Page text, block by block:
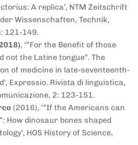
A replica’, NTM Zeitschrift
Wissenschaften, Technik,
121-149.
, ‘”For the Benefit of those
not the Latine tongue”. The
of medicine in late-seventeenth-
Expressio. Rivista di linguistica,
2: 123-151.
(2016), ‘”If the Americans can
How dinosaur bones shaped
HOS History of Science,